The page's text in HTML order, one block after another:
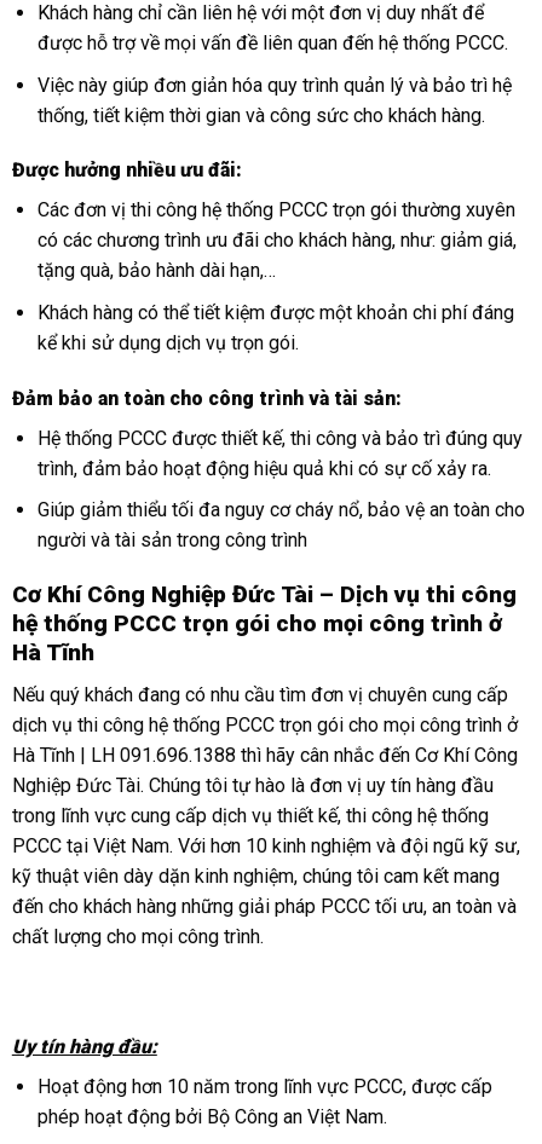
Khách hàng chỉ cần liên hệ với một đơn vị duy nhất để
được hỗ trợ về mọi vấn đề liên quan đến hệ thống PCCC.
Việc này giúp đơn giản hóa quy trình quản lý và bảo trì hệ
thống, tiết kiệm thời gian và công sức cho khách hàng.
Được hưởng nhiều ưu đãi:
Các đơn vị thi công hệ thống PCCC trọn gói thường xuyên
có các chương trình ưu đãi cho khách hàng, như: giảm giá,
tặng quà, bảo hành dài hạn,…
Khách hàng có thể tiết kiệm được một khoản chi phí đáng
kể khi sử dụng dịch vụ trọn gói.
Đảm bảo an toàn cho công trình và tài sản:
Hệ thống PCCC được thiết kế, thi công và bảo trì đúng quy
trình, đảm bảo hoạt động hiệu quả khi có sự cố xảy ra.
Giúp giảm thiểu tối đa nguy cơ cháy nổ, bảo vệ an toàn cho
người và tài sản trong công trình
Cơ Khí Công Nghiệp Đức Tài – Dịch vụ thi công
hệ thống PCCC trọn gói cho mọi công trình ở
Hà Tĩnh
Nếu quý khách đang có nhu cầu tìm đơn vị chuyên cung cấp
dịch vụ thi công hệ thống PCCC trọn gói cho mọi công trình ở
Hà Tĩnh | LH 091.696.1388 thì hãy cân nhắc đến Cơ Khí Công
Nghiệp Đức Tài. Chúng tôi tự hào là đơn vị uy tín hàng đầu
trong lĩnh vực cung cấp dịch vụ thiết kế, thi công hệ thống
PCCC tại Việt Nam. Với hơn 10 kinh nghiệm và đội ngũ kỹ sư,
kỹ thuật viên dày dặn kinh nghiệm, chúng tôi cam kết mang
đến cho khách hàng những giải pháp PCCC tối ưu, an toàn và
chất lượng cho mọi công trình.
Uy tín hàng đầu:
Hoạt động hơn 10 năm trong lĩnh vực PCCC, được cấp
phép hoạt động bởi Bộ Công an Việt Nam.